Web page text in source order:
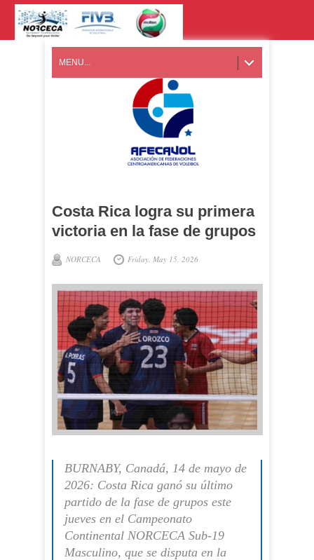
MENU...
Costa Rica logra su primera
victoria en la fase de grupos
NORCECA Friday, May 15, 2026
BURNABY, Canadá, 14 de mayo de
2026: Costa Rica ganó su último
partido de la fase de grupos este
jueves en el Campeonato
Continental NORCECA Sub-19
Masculino, que se disputa en la